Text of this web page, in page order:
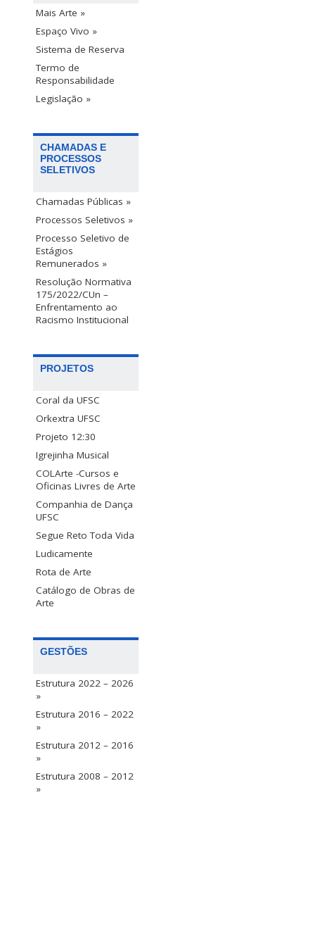
Mais Arte »
Espaço Vivo »
Sistema de Reserva
Termo de
Responsabilidade
Legislação »
CHAMADAS E
PROCESSOS
SELETIVOS
Chamadas Públicas »
Processos Seletivos »
Processo Seletivo de
Estágios
Remunerados »
Resolução Normativa
175/2022/CUn –
Enfrentamento ao
Racismo Institucional
PROJETOS
Coral da UFSC
Orkextra UFSC
Projeto 12:30
Igrejinha Musical
COLArte -Cursos e
Oficinas Livres de Arte
Companhia de Dança
UFSC
Segue Reto Toda Vida
Ludicamente
Rota de Arte
Catálogo de Obras de
Arte
GESTÕES
Estrutura 2022 – 2026
»
Estrutura 2016 – 2022
»
Estrutura 2012 – 2016
»
Estrutura 2008 – 2012
»